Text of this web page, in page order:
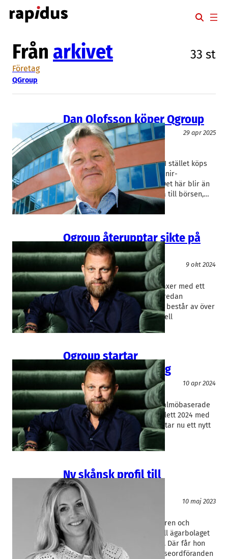
Hoppa
till
Från arkivet 33 st
Företag
QGroup
Dan Olofsson köper Qgroup
IT/Mjukvara
29 apr 2025
Danir
Nexer Group
QGroup
Dan Olofsson, Jon Carvell
Qgroup skrotar börsplanerna. I stället köps
IT-konsultkoncernen upp av Danir-
kontrollerade Nexer Group. – Det här blir än
mycket bättre lösning än att gå till börsen,…
Qgroup återupptar sikte på
börsen
Finans/Riskkapital
9 okt 2024
QGroup
Jon Carvell
IT-konsultkoncernen Qgroup växer med ett
nytt bolagsköp och utökar sin redan
omfattande portfölj, som i dag består av över
30 IT-konsultbolag. Vd Jon Carvell
återupptar…
Qgroup startar
cybersäkerhetsbolag
IT/Mjukvara Okategoriserade
10 apr 2024
QGroup
Jon Carvell
Efter ett tufft fjolår har den Malmöbaserade
IT-konsultkoncernen Qgroup inlett 2024 med
rekordsiffror. Doldisjätten startar nu ett nytt
bolag inom cybersäkerhet.
Ny skånsk profil till
kändisstyrelsen
IT/Mjukvara
10 maj 2023
QGroup
Linda Bjernstål
QGroup har värvat entreprenören och
affärsängeln Linda Bjernstål till ägarbolaget
QCG Swedens celebra styrelse. Där får hon
sällskap av bland andra styrelseordföranden